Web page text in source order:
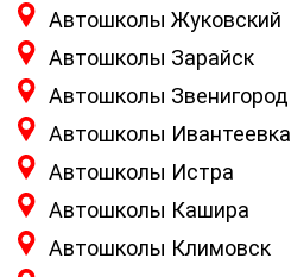
Автошколы Жуковский
Автошколы Зарайск
Автошколы Звенигород
Автошколы Ивантеевка
Автошколы Истра
Автошколы Кашира
Автошколы Климовск